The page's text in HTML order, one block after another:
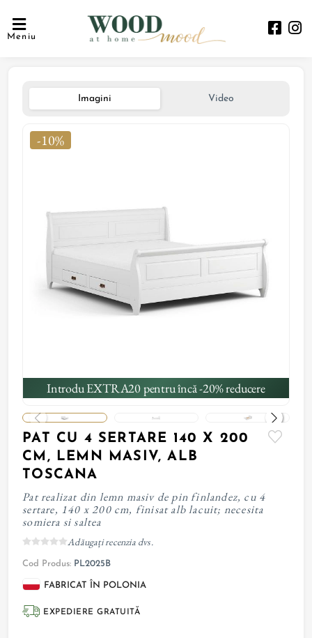
Meniu
Imagini Video
-10%
Introdu EXTRA20 pentru încă -20% reducere
PAT CU 4 SERTARE 140 X 200
CM, LEMN MASIV, ALB
TOSCANA
Pat realizat din lemn masiv de pin finlandez, cu 4
sertare, 140 x 200 cm, finisat alb lacuit; necesita
somiera si saltea
Adăugați recenzia dvs.
Cod Produs: PL2025B
FABRICAT ÎN POLONIA
EXPEDIERE GRATUITĂ